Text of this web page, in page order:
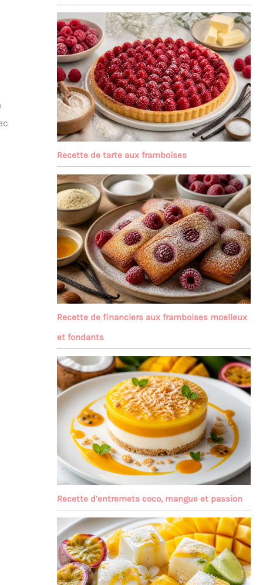
Recette de tarte aux framboises
Recette de financiers aux framboises moelleux
et fondants
Recette d’entremets coco, mangue et passion